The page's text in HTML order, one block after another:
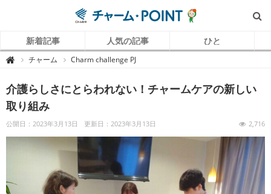
新着記事 人気の記事 ひと
 チ
P
O
I
N
（
ャ
ト
チャーム Charm challenge PJ
介護らしさにとらわれない！チャームケアの新しい
取り組み
公開日：2023年3月13日 更新日：2023年3月13日 2,716